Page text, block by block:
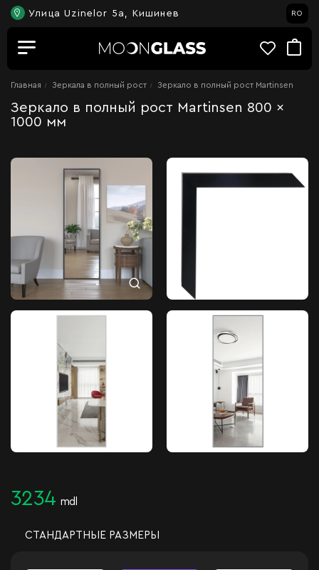
Улица Uzinelor 5a, Кишинев RO
Главная Зеркала в полный рост Зеркало в полный рост Martinsen
Зеркало в полный рост Martinsen 800 x
1000 мм
3234 mdl
СТАНДАРТНЫЕ РАЗМЕРЫ